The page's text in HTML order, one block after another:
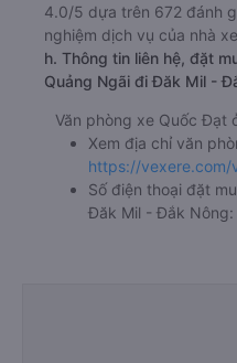
4.0/5 dựa trên 672 đánh
nghiệm dịch vụ của nhà
h. Thông tin liên hệ, đặt
Quảng Ngãi đi Đăk Mil -
Văn phòng xe Quốc Đạt
Xem địa chỉ văn
https://
Số điện thoại đặt
Đăk Mil - Đắk Nông: